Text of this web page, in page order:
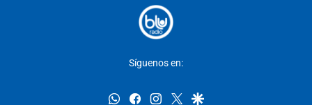
Síguenos en:
whatsappfacebookinstagram
twittergoogle